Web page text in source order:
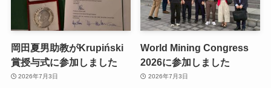
岡田夏男助教がKrupiński
賞授与式に参加しました
2026年7月3日
World Mining Congress
2026に参加しました
2026年7月3日